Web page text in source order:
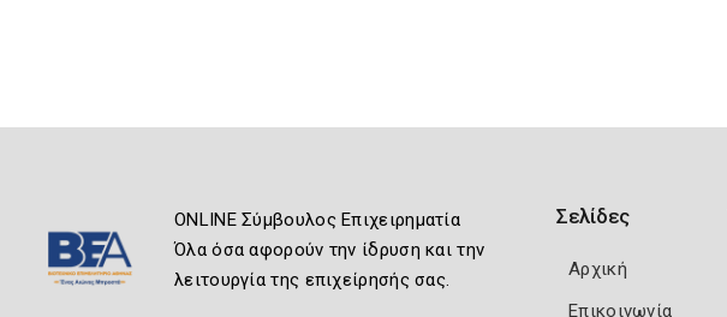
ONLINE Σύμβουλος Επιχειρηματία
Όλα όσα αφορούν την ίδρυση και την
λειτουργία της επιχείρησής σας.
Σελίδες
Αρχική
Επικοινωνία